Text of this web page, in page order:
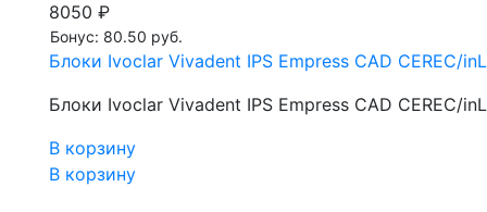
8050 ₽
Бонус: 80.50 руб.
Блоки Ivoclar Vivadent IPS Empress CAD CEREC/
Блоки Ivoclar Vivadent IPS Empress CAD CEREC/
В корзину
В корзину